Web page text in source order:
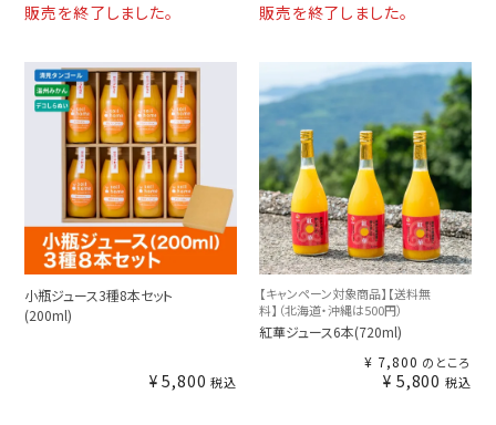
販売を終了しました。 販売を終了しました。
小瓶ジュース3種8本セット
(200ml)
¥ 5,800 税込
【キャンペーン対象商品】【送料無
料】（北海道・沖縄は500円）
紅華ジュース6本(720ml)
¥ 7,800 のところ
¥ 5,800 税込